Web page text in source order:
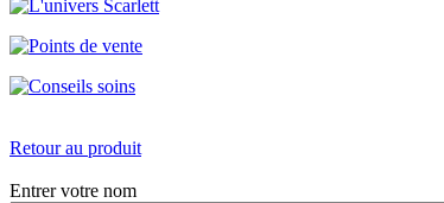
Retour au produit
Entrer votre nom